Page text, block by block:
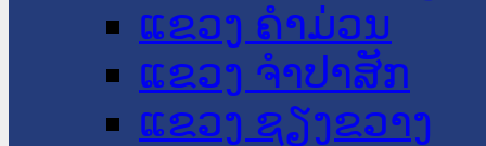
ແຂວງ ຄໍາມ່ວນ
ແຂວງ ຈໍາປາສັກ
ແຂວງ ຊຽງຂວາງ